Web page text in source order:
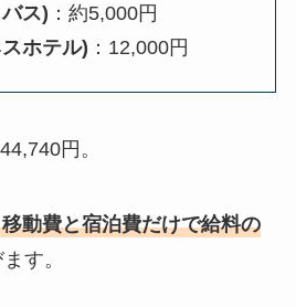
ス) ：約5,000円
ホテル) ：12,000円
円。
移動費と宿泊費だけで給料の
す。